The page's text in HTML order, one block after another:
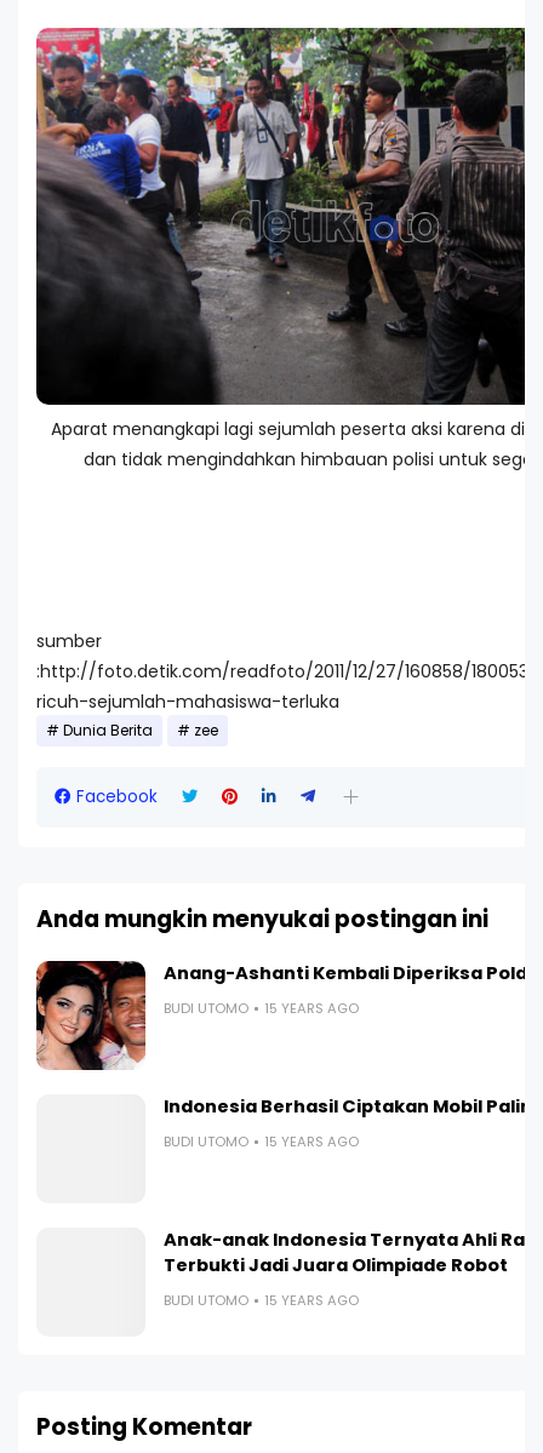
Aparat menangkapi lagi sejumlah peserta aksi karena
dan tidak mengindahkan himbauan polisi untuk
sumber
:http://foto.detik.com/readfoto/2011/12/27/160858/
ricuh-sejumlah-mahasiswa-terluka
Dunia Berita zee
Facebook
Anda mungkin menyukai postingan ini
Anang-Ashanti Kembali Diperiksa
BUDI UTOMO 15 YEARS AGO
Indonesia Berhasil Ciptakan Mobil
BUDI UTOMO 15 YEARS AGO
Anak-anak Indonesia Ternyata Ahli
Terbukti Jadi Juara Olimpiade Robot
BUDI UTOMO 15 YEARS AGO
Posting Komentar